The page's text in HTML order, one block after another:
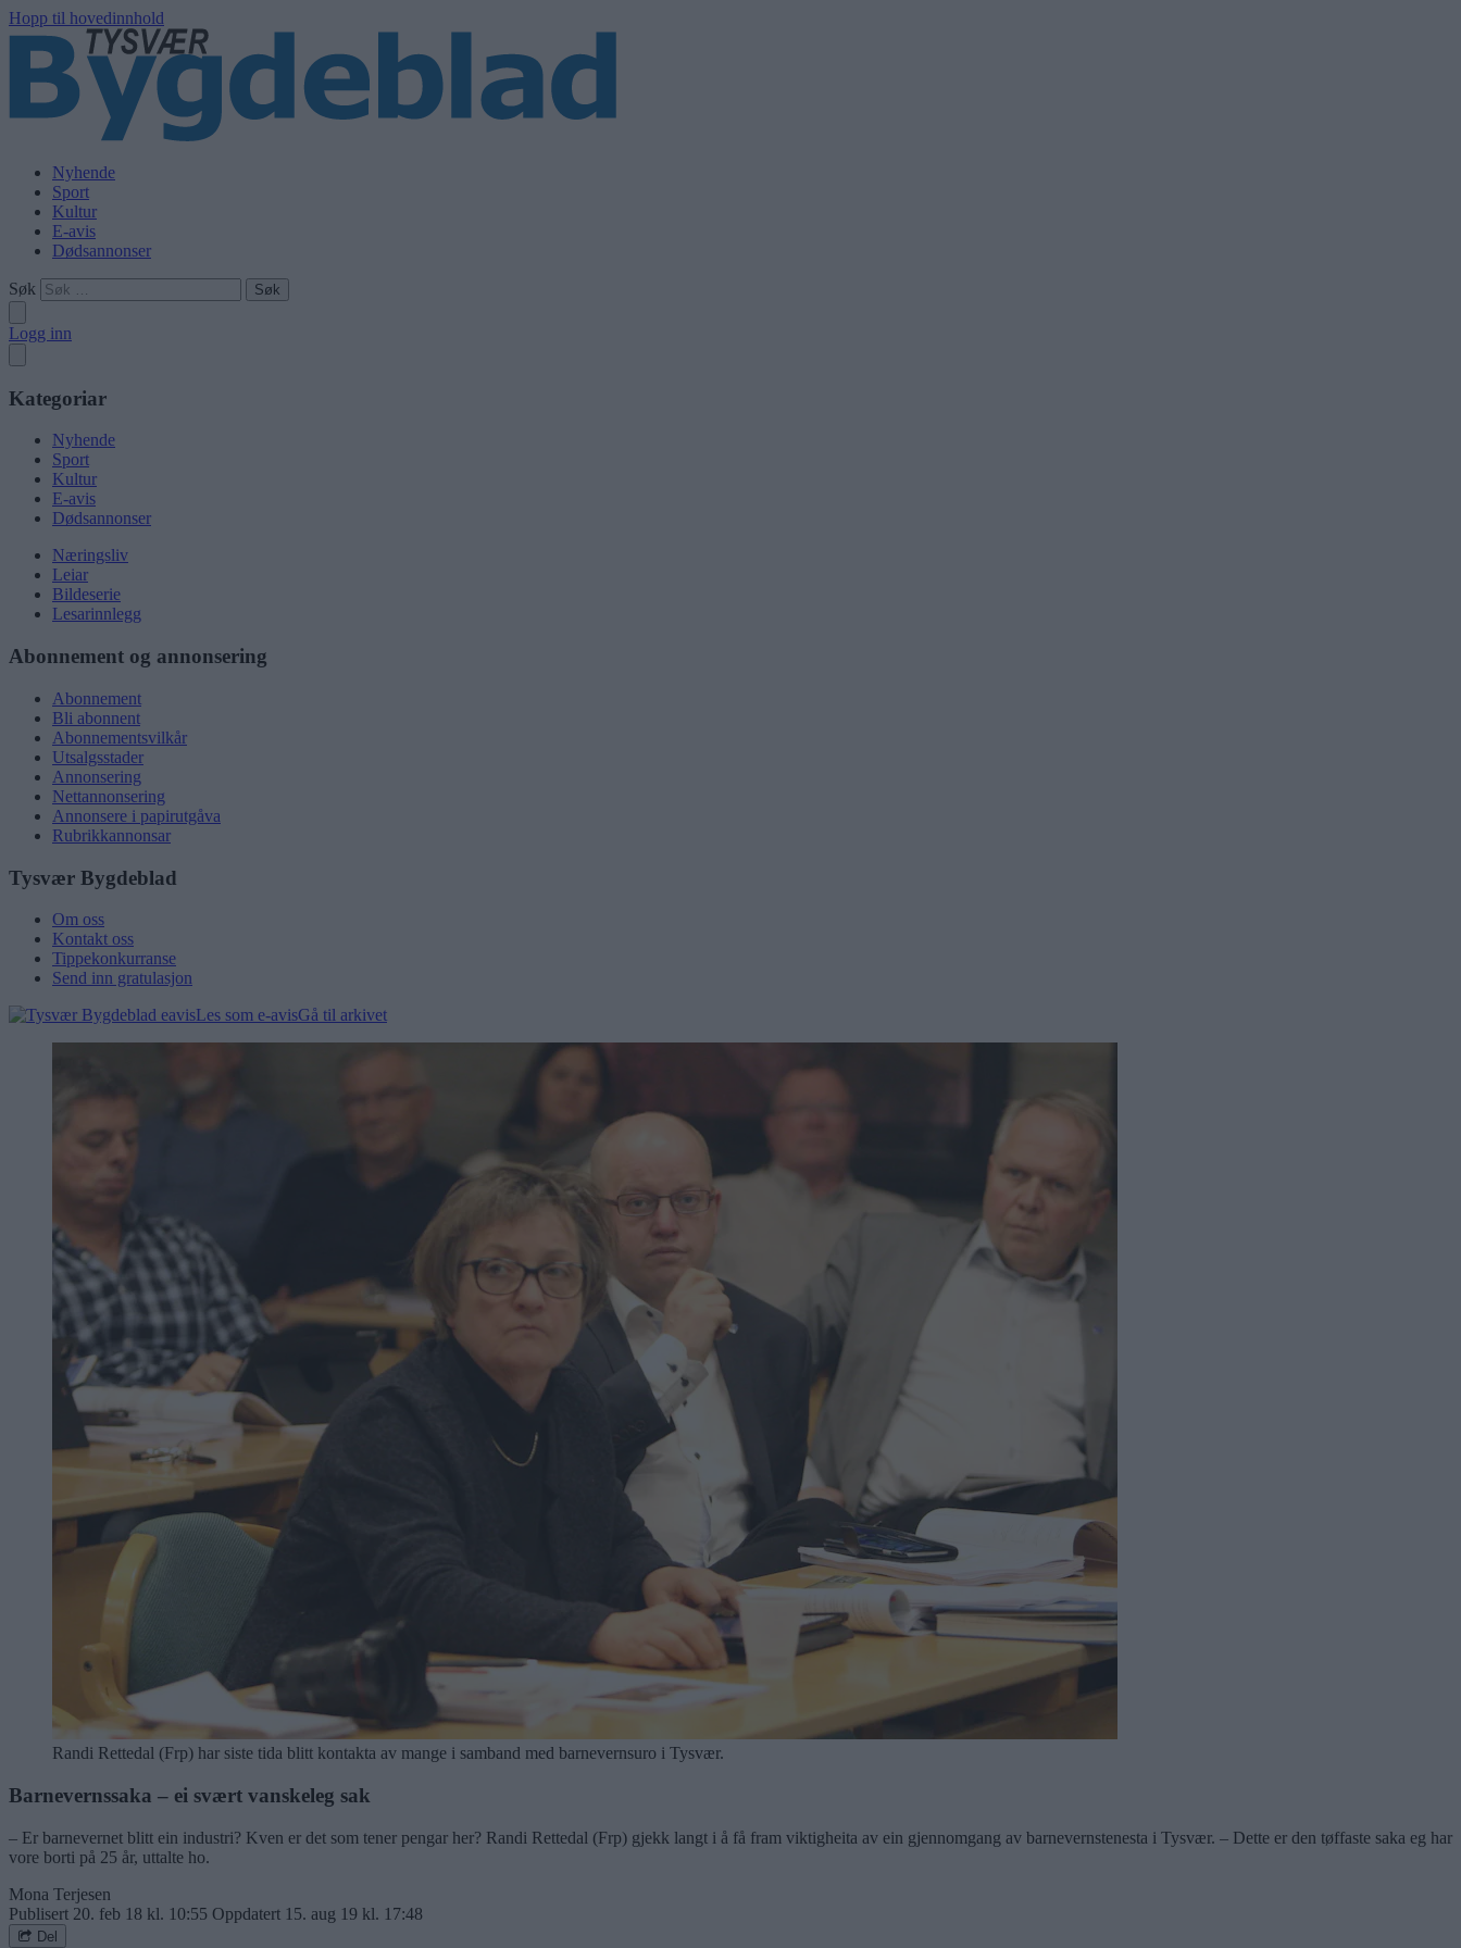
Hopp til hovedinnhold
Nyhende
Sport
Kultur
E-avis
Dødsannonser
Søk
Logg inn
Kategoriar
Nyhende
Sport
Kultur
E-avis
Dødsannonser
Næringsliv
Leiar
Bildeserie
Lesarinnlegg
Abonnement og annonsering
Abonnement
Bli abonnent
Abonnementsvilkår
Utsalgsstader
Annonsering
Nettannonsering
Annonsere i papirutgåva
Rubrikkannonsar
Tysvær Bygdeblad
Om oss
Kontakt oss
Tippekonkurranse
Send inn gratulasjon
Les som e-avisGå til arkivet
Randi Rettedal (Frp) har siste tida blitt kontakta av mange i samband med barnevernsuro i Tysvær.
Barnevernssaka – ei svært vanskeleg sak
– Er barnevernet blitt ein industri? Kven er det som tener pengar her? Randi Rettedal (Frp) gjekk langt i å få fram viktigheita av ein gjennomgang av barnevernstenesta i Tysvær. – Dette er den tøffaste saka eg har
vore borti på 25 år, uttalte ho.
Mona Terjesen
Publisert 20. feb 18 kl. 10:55 Oppdatert 15. aug 19 kl. 17:48
Del